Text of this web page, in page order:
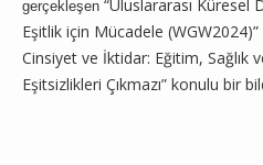
gerçekleşen “Uluslararası Küresel
Eşitlik için Mücadele
Cinsiyet ve İktidar: Eğitim, Sağlık
Eşitsizlikleri Çıkmazı” konulu bir